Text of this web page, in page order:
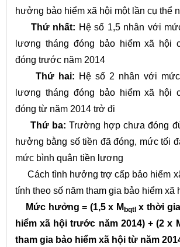
hưởng bảo hiểm xã hội một lần cụ thể
Thứ nhất: Hệ số 1,5 nhân với
lương tháng đóng bảo hiểm xã hội
đóng trước năm 2014
Thứ hai: Hệ số 2 nhân với
lương tháng đóng bảo hiểm xã hội
đóng từ năm 2014 trở đi
Thứ ba: Trường hợp chưa đóng
hưởng bằng số tiền đã đóng, mức tối
mức bình quân tiền lương
Cách tình hưởng trợ cấp bảo hiểm
tính theo số năm tham gia bảo hiểm xã
Mức hưởng = (1,5 x Mbqtlx thời
hiểm xã hội trước năm 2014) + (2 x
tham gia bảo hiểm xã hội từ năm